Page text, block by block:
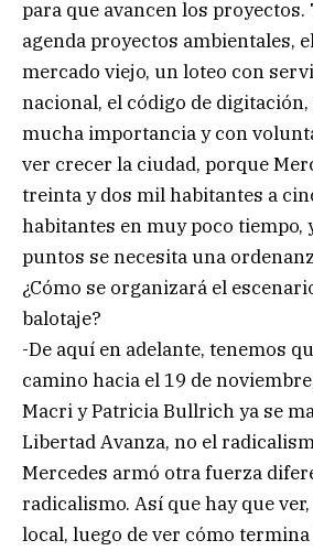
para que avancen los proyectos.
agenda proyectos ambientales,
mercado viejo, un loteo con
nacional, el código de digitación,
mucha importancia y con
ver crecer la ciudad, porque
treinta y dos mil habitantes a
habitantes en muy poco tiempo,
puntos se necesita una
¿Cómo se organizará el
balotaje?
-De aquí en adelante, tenemos
camino hacia el 19 de
Macri y Patricia Bullrich ya se
Libertad Avanza, no el
Mercedes armó otra fuerza
radicalismo. Así que hay que
local, luego de ver cómo